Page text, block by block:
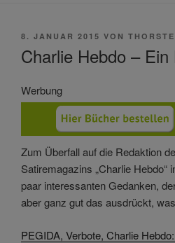
VERÖFFENTLICHT
8. JANUAR 2015 VON
Charlie Hebdo – Ein
Werbung
Zum Überfall auf die Redaktion
Satiremagazins „Charlie Hebdo“
paar interessanten Gedanken,
aber ganz gut das ausdrückt,
PEGIDA, Verbote, Charlie